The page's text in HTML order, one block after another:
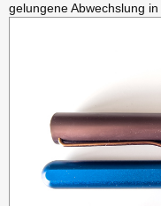
gelungene Abwechslung